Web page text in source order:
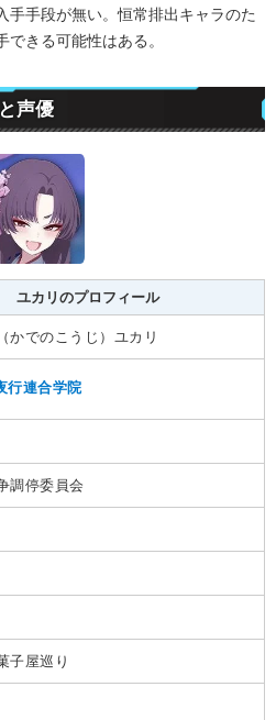
手手段が無い。恒常排出キャラのた
きる可能性はある。
声優
ユカリのプロフィール
かでのこうじ）ユカリ
行連合学院
調停委員会
子屋巡り